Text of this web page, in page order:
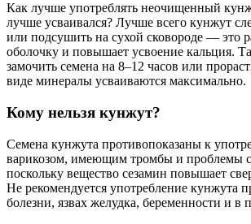
Как лучше употреблять неочищенный
лучше усваивался? Лучше всего кунжут
или подсушить на сухой сковороде — это
оболочку и повышает усвоение кальция.
замочить семена на 8–12 часов или
виде минералы усваиваются максимально.
Кому нельзя кунжут?
Семена кунжута противопоказаны к
варикозом, имеющим тромбы и проблемы с
поскольку вещество сезамин повышает
Не рекомендуется употребление кунжута
болезни, язвах желудка, беременности и в